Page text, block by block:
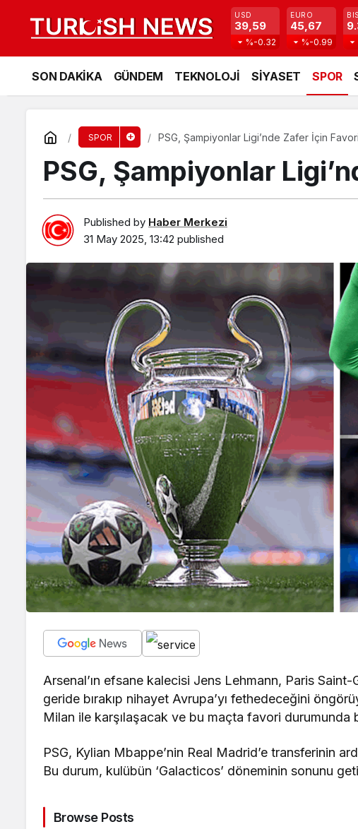
USD
39,59
%-0.32
EURO
45,67
%-0.99
SON DAKİKA GÜNDEM TEKNOLOJİ SİYASET SPOR
SPOR PSG, Şampiyonlar Ligi’nde Zafer İçin
PSG, Şampiyonlar
Published by Haber Merkezi
31 May 2025, 13:42 published
Arsenal’ın efsane kalecisi Jens Lehmann, Paris
geride bırakıp nihayet Avrupa’yı fethedeceğini
Milan ile karşılaşacak ve bu maçta favori durumunda
PSG, Kylian Mbappe’nin Real Madrid’e transferinin
Bu durum, kulübün ‘Galacticos’ döneminin sonunu
Browse Posts